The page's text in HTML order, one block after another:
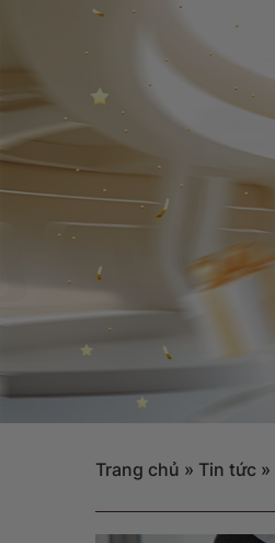
Trang chủ » Tin tức »